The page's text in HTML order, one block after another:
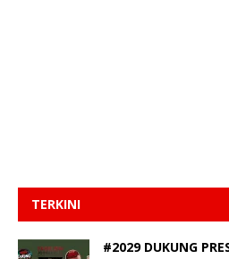
TERKINI
#2029 DUKUNG